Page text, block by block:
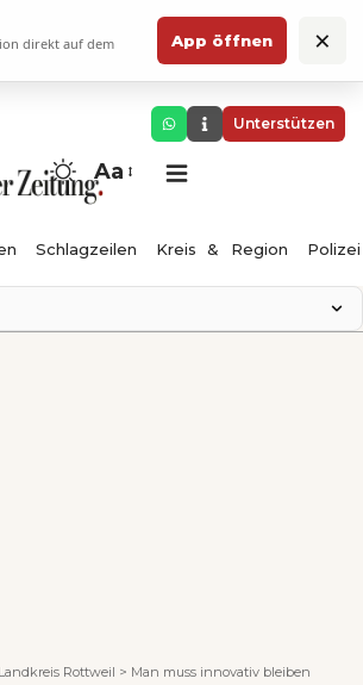
direkt auf dem
App öffnen ×
Unterstützen
Aa
Schlagzeilen Kreis & Region Polizei
Landkreis Rottweil > Man muss innovativ bleiben